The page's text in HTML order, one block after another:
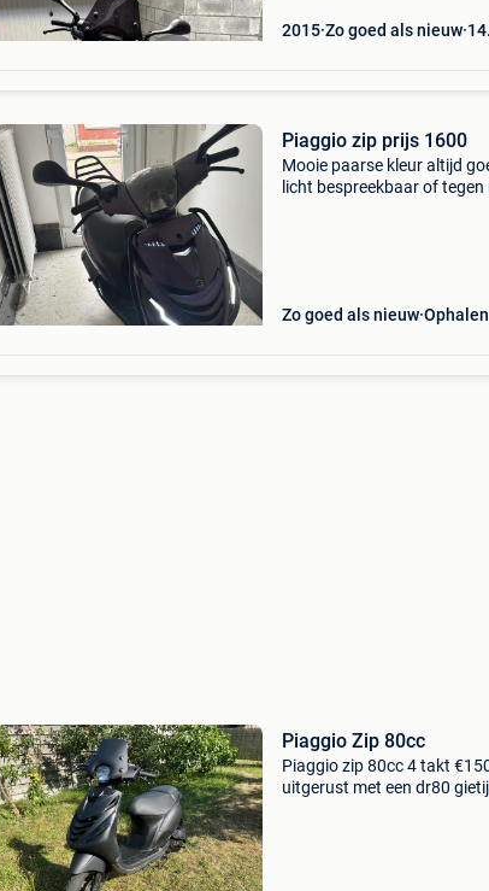
2015 Zo goed als nieuw
Piaggio zip prijs 1600
Mooie paarse kleur altijd
licht bespreekbaar of
Zo goed als nieuw
Piaggio Zip 80cc
Piaggio zip 80cc 4 takt
uitgerust met een dr80